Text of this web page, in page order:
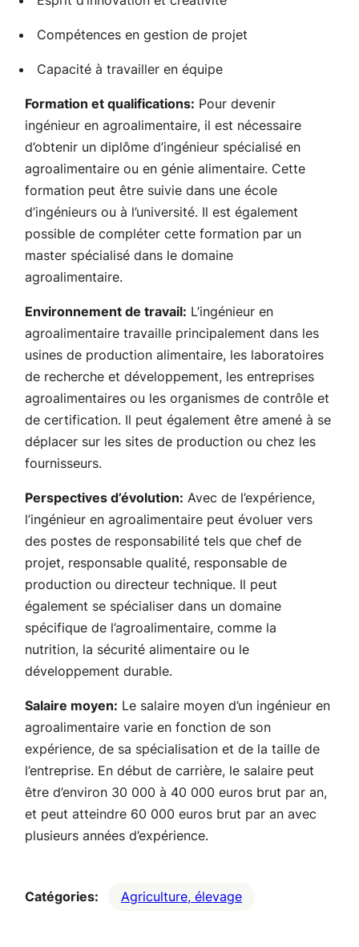
Compétences en gestion de projet
Capacité à travailler en équipe
Formation et qualifications: Pour devenir
ingénieur en agroalimentaire, il est nécessaire
d’obtenir un diplôme d’ingénieur spécialisé en
agroalimentaire ou en génie alimentaire. Cette
formation peut être suivie dans une école
d’ingénieurs ou à l’université. Il est également
possible de compléter cette formation par un
master spécialisé dans le domaine
agroalimentaire.
Environnement de travail: L’ingénieur en
agroalimentaire travaille principalement dans les
usines de production alimentaire, les laboratoires
de recherche et développement, les entreprises
agroalimentaires ou les organismes de contrôle et
de certification. Il peut également être amené à se
déplacer sur les sites de production ou chez les
fournisseurs.
Perspectives d’évolution: Avec de l’expérience,
l’ingénieur en agroalimentaire peut évoluer vers
des postes de responsabilité tels que chef de
projet, responsable qualité, responsable de
production ou directeur technique. Il peut
également se spécialiser dans un domaine
spécifique de l’agroalimentaire, comme la
nutrition, la sécurité alimentaire ou le
développement durable.
Salaire moyen: Le salaire moyen d’un ingénieur en
agroalimentaire varie en fonction de son
expérience, de sa spécialisation et de la taille de
l’entreprise. En début de carrière, le salaire peut
être d’environ 30 000 à 40 000 euros brut par an,
et peut atteindre 60 000 euros brut par an avec
plusieurs années d’expérience.
Catégories: Agriculture, élevage